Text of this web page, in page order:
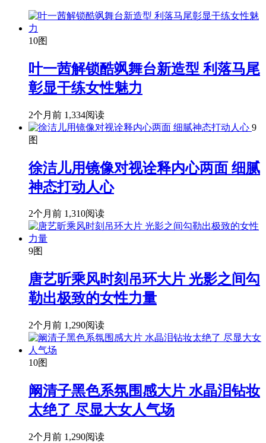
10图
叶一茜解锁酷飒舞台新造型 利落马尾
彰显干练女性魅力
2个月前 1,334阅读
9
图
徐洁儿用镜像对视诠释内心两面 细腻
神态打动人心
2个月前 1,310阅读
9图
唐艺昕乘风时刻吊环大片 光影之间勾
勒出极致的女性力量
2个月前 1,290阅读
10图
阚清子黑色系氛围感大片 水晶泪钻妆
太绝了 尽显大女人气场
2个月前 1,290阅读